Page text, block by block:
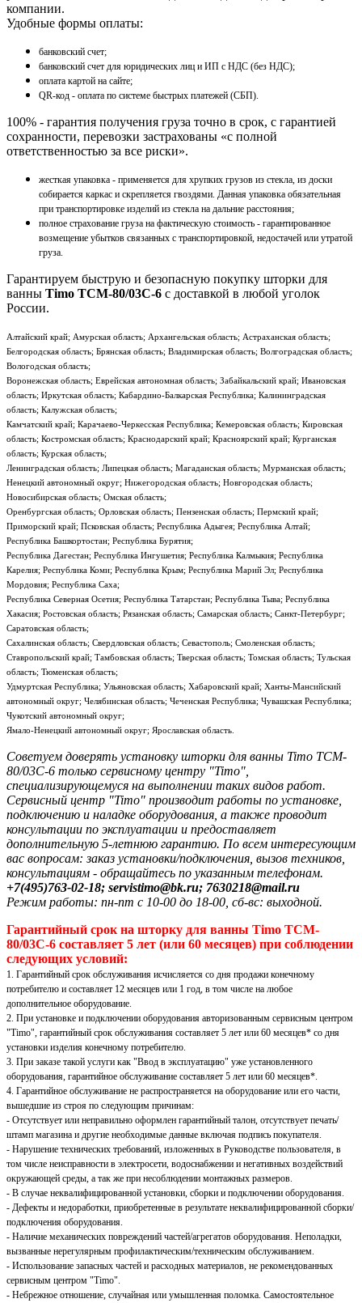
компании.
Удобные формы оплаты:
банковский счет;
банковский счет для юридических лиц и ИП с НДС (без НДС);
оплата картой на сайте;
QR-код - оплата по системе быстрых платежей (СБП).
100% - гарантия получения груза точно в срок, с гарантией
сохранности, перевозки застрахованы «с полной
ответственностью за все риски».
жесткая упаковка - применяется для хрупких грузов из стекла, из доски
собирается каркас и скрепляется гвоздями. Данная упаковка обязательная
при транспортировке изделий из стекла на дальние расстояния;
полное страхование груза на фактическую стоимость - гарантированное
возмещение убытков связанных с транспортировкой, недостачей или утратой
груза.
Гарантируем быструю и безопасную покупку шторки для
ванны Timo TCM-80/03C-6 с доставкой в любой уголок
России.
Алтайский край; Амурская область; Архангельская область; Астраханская область;
Белгородская область; Брянская область; Владимирская область; Волгоградская область;
Вологодская область;
Воронежская область; Еврейская автономная область; Забайкальский край; Ивановская
область; Иркутская область; Кабардино-Балкарская Республика; Калининградская
область; Калужская область;
Камчатский край; Карачаево-Черкесская Республика; Кемеровская область; Кировская
область; Костромская область; Краснодарский край; Красноярский край; Курганская
область; Курская область;
Ленинградская область; Липецкая область; Магаданская область; Мурманская область;
Ненецкий автономный округ; Нижегородская область; Новгородская область;
Новосибирская область; Омская область;
Оренбургская область; Орловская область; Пензенская область; Пермский край;
Приморский край; Псковская область; Республика Адыгея; Республика Алтай;
Республика Башкортостан; Республика Бурятия;
Республика Дагестан; Республика Ингушетия; Республика Калмыкия; Республика
Карелия; Республика Коми; Республика Крым; Республика Марий Эл; Республика
Мордовия; Республика Саха;
Республика Северная Осетия; Республика Татарстан; Республика Тыва; Республика
Хакасия; Ростовская область; Рязанская область; Самарская область; Санкт-Петербург;
Саратовская область;
Сахалинская область; Свердловская область; Севастополь; Смоленская область;
Ставропольский край; Тамбовская область; Тверская область; Томская область; Тульская
область; Тюменская область;
Удмуртская Республика; Ульяновская область; Хабаровский край; Ханты-Мансийский
автономный округ; Челябинская область; Чеченская Республика; Чувашская Республика;
Чукотский автономный округ;
Ямало-Ненецкий автономный округ; Ярославская область.
Советуем доверять установку шторки для ванны Timo TCM-
80/03C-6 только сервисному центру "Timo",
специализирующемуся на выполнении таких видов работ.
Сервисный центр "Timo" производит работы по установке,
подключению и наладке оборудования, а также проводит
консультации по эксплуатации и предоставляет
дополнительную 5-летнюю гарантию. По всем интересующим
вас вопросам: заказ установки/подключения, вызов техников,
консультациям - обращайтесь по указанным телефонам.
+7(495)763-02-18; servistimo@bk.ru; 7630218@mail.ru
Режим работы: пн-пт с 10-00 до 18-00, сб-вс: выходной.
Гарантийный срок на шторку для ванны Timo TCM-
80/03C-6 составляет 5 лет (или 60 месяцев) при соблюдении
следующих условий:
1. Гарантийный срок обслуживания исчисляется со дня продажи конечному
потребителю и составляет 12 месяцев или 1 год, в том числе на любое
дополнительное оборудование.
2. При установке и подключении оборудования авторизованным сервисным центром
"Timo", гарантийный срок обслуживания составляет 5 лет или 60 месяцев* со дня
установки изделия конечному потребителю.
3. При заказе такой услуги как "Ввод в эксплуатацию" уже установленного
оборудования, гарантийное обслуживание составляет 5 лет или 60 месяцев*.
4. Гарантийное обслуживание не распространяется на оборудование или его части,
вышедшие из строя по следующим причинам:
- Отсутствует или неправильно оформлен гарантийный талон, отсутствует печать/
штамп магазина и другие необходимые данные включая подпись покупателя.
- Нарушение технических требований, изложенных в Руководстве пользователя, в
том числе неисправности в электросети, водоснабжении и негативных воздействий
окружающей среды, а так же при несоблюдении монтажных размеров.
- В случае неквалифицированной установки, сборки и подключении оборудования.
- Дефекты и недоработки, приобретенные в результате неквалифицированной сборки/
подключения оборудования.
- Наличие механических повреждений частей/агрегатов оборудования. Неполадки,
вызванные нерегулярным профилактическим/техническим обслуживанием.
- Использование запасных частей и расходных материалов, не рекомендованных
сервисным центром "Timo".
- Небрежное отношение, случайная или умышленная поломка. Самостоятельное